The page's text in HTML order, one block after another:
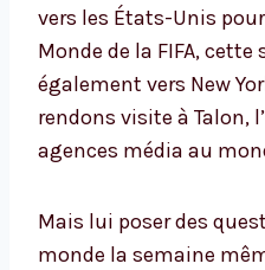
vers les États-Unis
Monde de la FIFA, cette
également vers New
rendons visite à Talon,
agences média au
Mais lui poser des
monde la semaine